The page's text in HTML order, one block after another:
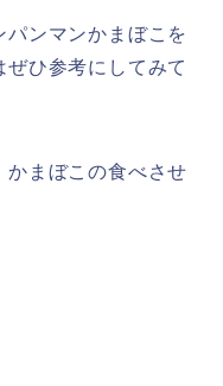
ンマンかまぼこを
ひ参考にしてみて
かまぼこの食べさせ